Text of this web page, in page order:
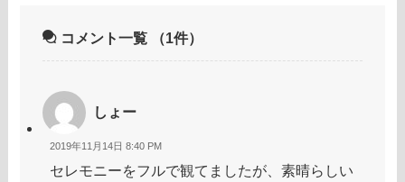
コメント一覧 （1件）
しょー
2019年11月14日 8:40 PM
セレモニーをフルで観てましたが、素晴らしい